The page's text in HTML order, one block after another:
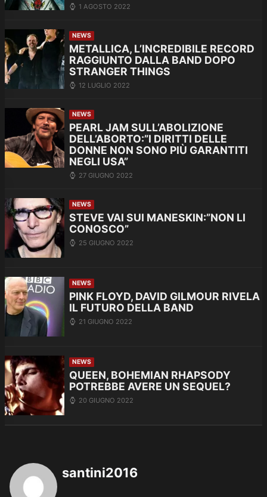
1 AGOSTO 2022
NEWS
METALLICA, L’INCREDIBILE RECORD
RAGGIUNTO DALLA BAND DOPO
STRANGER THINGS
12 LUGLIO 2022
NEWS
PEARL JAM SULL’ABOLIZIONE
DELL’ABORTO:”I DIRITTI DELLE
DONNE NON SONO PIÙ GARANTITI
NEGLI USA”
27 GIUGNO 2022
NEWS
STEVE VAI SUI MANESKIN:”NON LI
CONOSCO”
25 GIUGNO 2022
NEWS
PINK FLOYD, DAVID GILMOUR RIVELA
IL FUTURO DELLA BAND
21 GIUGNO 2022
NEWS
QUEEN, BOHEMIAN RHAPSODY
POTREBBE AVERE UN SEQUEL?
20 GIUGNO 2022
santini2016